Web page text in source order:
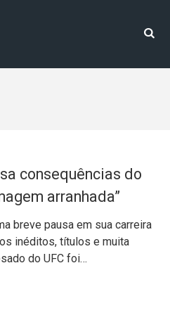
consequências do
arranhada”
breve pausa em sua carreira
inéditos, títulos e muita
do UFC foi…